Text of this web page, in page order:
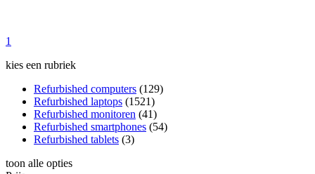
1
kies een rubriek
Refurbished computers (129)
Refurbished laptops (1521)
Refurbished monitoren (41)
Refurbished smartphones (54)
Refurbished tablets (3)
toon alle opties